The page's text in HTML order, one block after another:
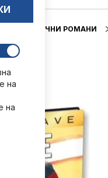
ГРАФИЧНИ РОМАНИ
на
на